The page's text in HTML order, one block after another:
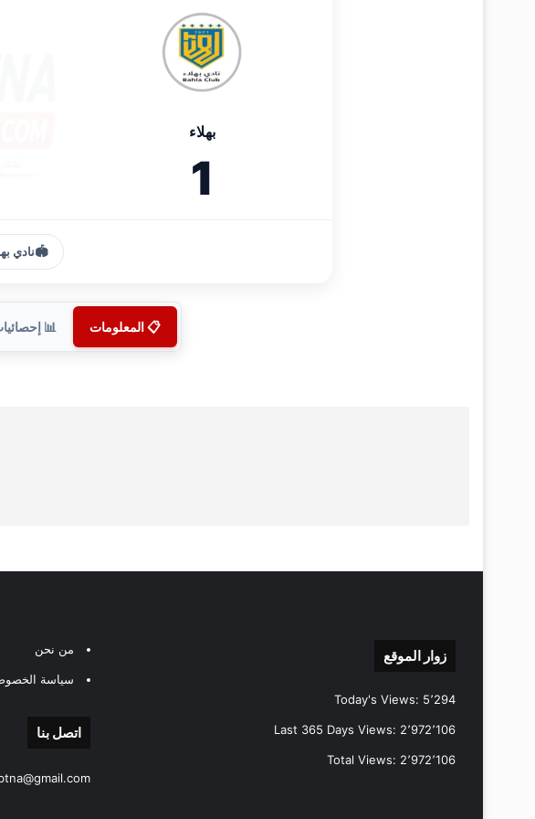
بهلاء
1
🏟️نادي
📋 المعلومات 📊
زوار الموقع
Today's Views: 5٬294
Last 365 Days Views: 2٬972٬106
Total Views: 2٬972٬106
من نحن
سياسة
اتصل بنا